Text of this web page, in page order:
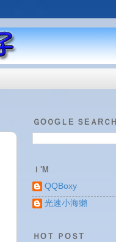
ＧOＯGＬE ＳEＡRＣH
Ｉ'M
QQBoxy
光速小海獺
ＨOＴ ＰOＳT